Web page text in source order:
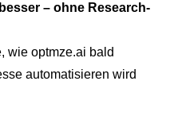
– ohne Research-
wie optmze.ai bald
automatisieren wird